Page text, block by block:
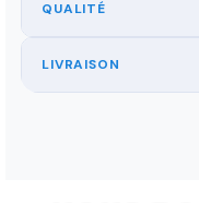
QUALITÉ
LIVRAISON